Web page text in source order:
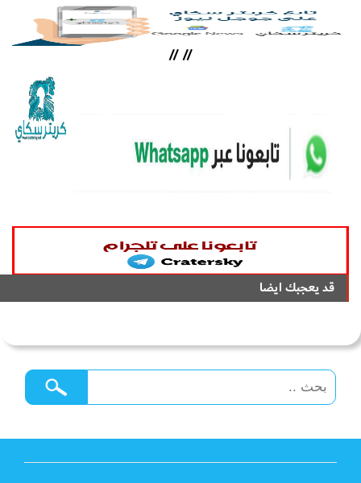
//
//
قد يعجبك ايضا